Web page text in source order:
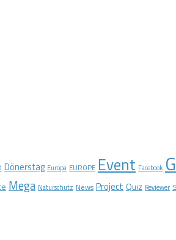
Dönerstag Europa EUROPE Event Facebook
Mega Naturschutz News Project Quiz Reviewer